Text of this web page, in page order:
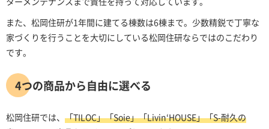
また、松岡住研が1年間に建てる棟数は6棟まで。少数精鋭で丁寧な
家づくりを行うことを大切にしている松岡住研ならではのこだわり
です。
4つの商品から自由に選べる
松岡住研では、 「TILOC」「Soie」「Livin‘HOUSE」「S-耐久の